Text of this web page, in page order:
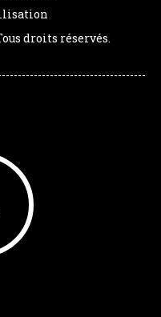
droits réservés.